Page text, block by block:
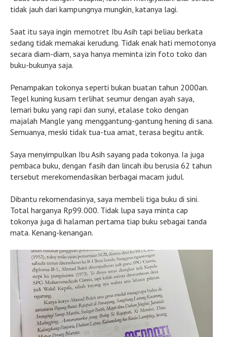
tidak jauh dari kampungnya mungkin, katanya lagi.
Saat itu saya ingin memotret Ibu Asih tapi beliau berkata
sedang tidak memakai kerudung. Tidak enak hati memotonya
secara diam-diam, saya hanya meminta izin foto toko dan
buku-bukunya saja.
Penampakan tokonya seperti bukan buatan tahun 2000an.
Tegel kuning kusam terlihat seumur dengan ayah saya,
lemari buku yang rapi dan sunyi, etalase toko dengan
majalah Mangle yang menggantung-gantung hening di sana.
Semuanya, meski tidak tua-tua amat, terasa begitu antik.
Saya menyimpulkan Ibu Asih sayang pada tokonya. Ia juga
pembaca buku, dengan fasih dan lincah ibu berusia 62 tahun
tersebut merekomendasikan berbagai macam judul.
Dibantu rekomendasinya, saya membeli tiga buku di sini.
Total harganya Rp99.000. Tidak lupa saya minta cap
tokonya juga di halaman pertama tiap buku sebagai tanda
mata. Kenang-kenangan.